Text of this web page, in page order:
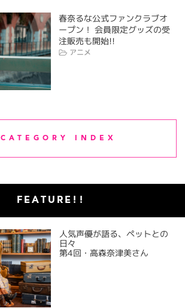
春奈るな公式ファンクラブオ
ープン！ 会員限定グッズの受
注販売も開始!!
アニメ
CATEGORY INDEX
FEATURE!!
人気声優が語る、ペットとの
日々
第4回・高森奈津美さん